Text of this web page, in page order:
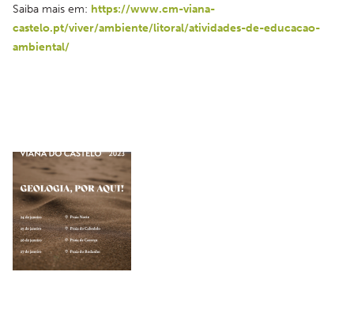
Saiba mais em: https://www.cm-viana-
castelo.pt/viver/ambiente/litoral/atividades-de-educacao-
ambiental/